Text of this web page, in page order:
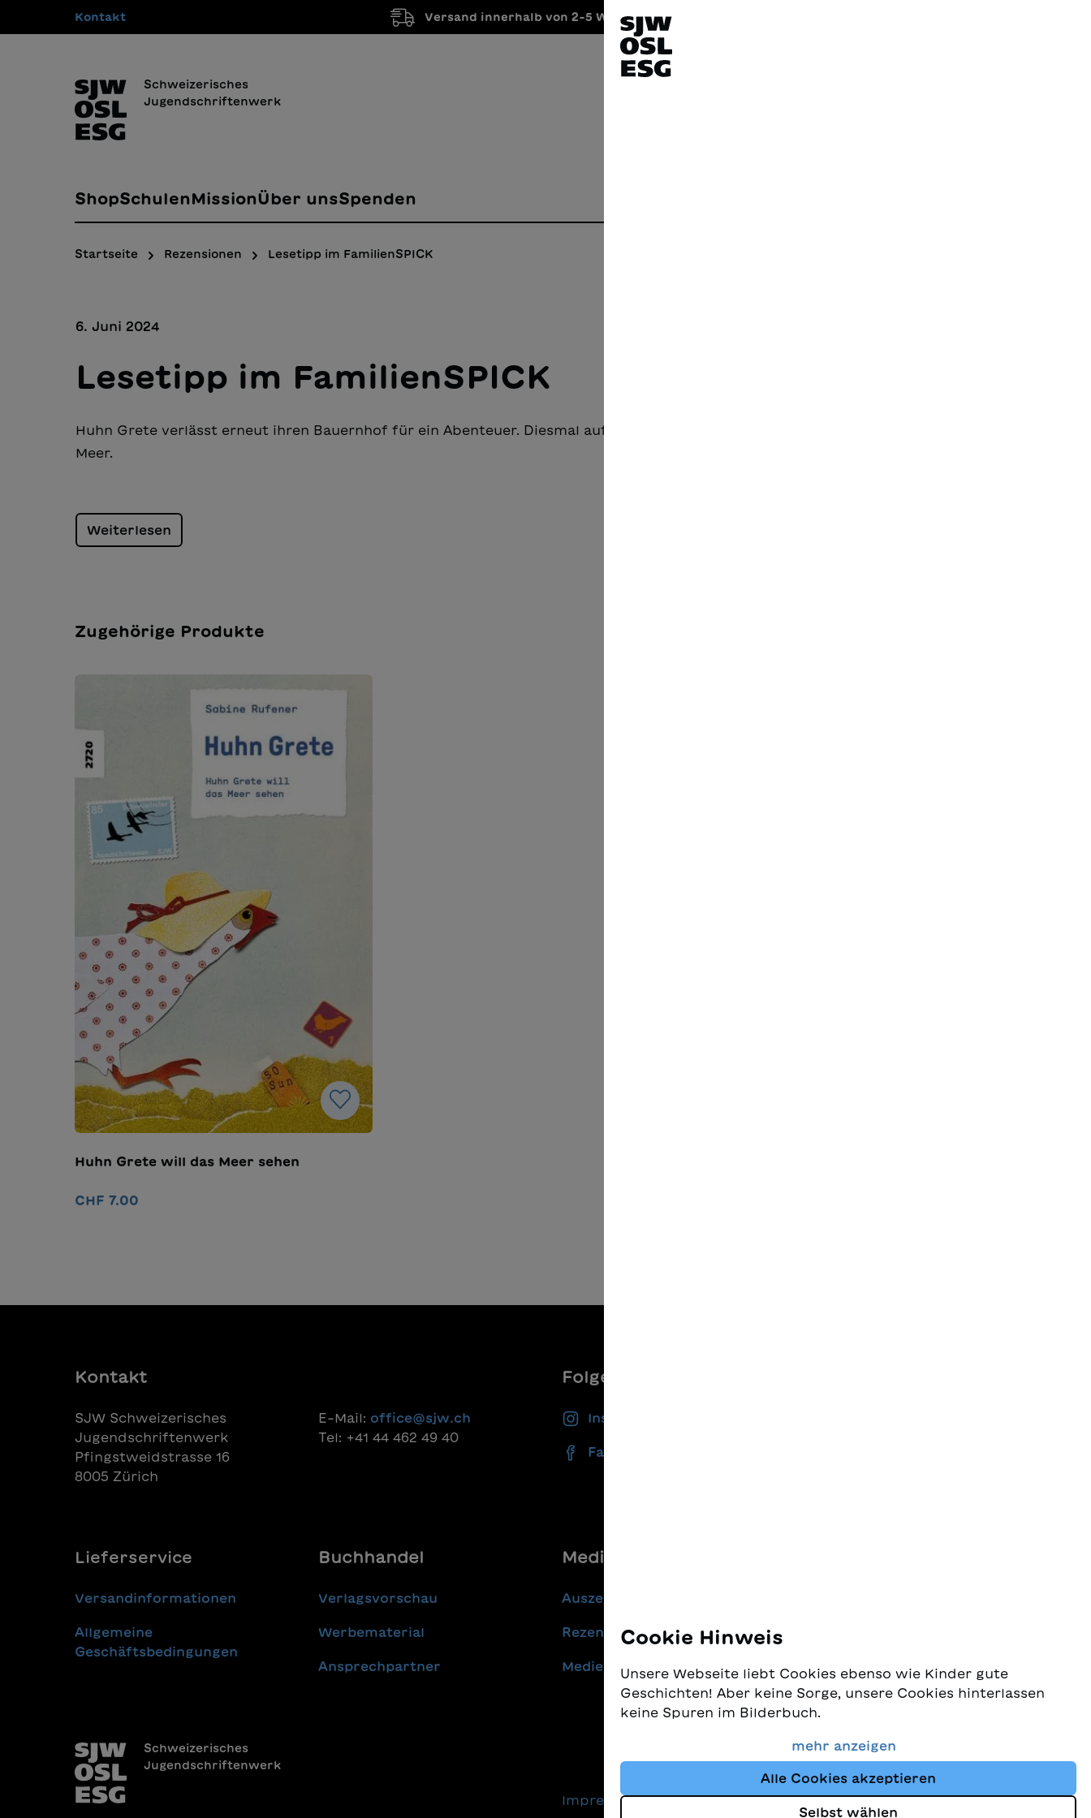
Zur Hauptnavigation springen
Kontakt Versand innerhalb von 2-5 Werktagen
Schweizerisches
Jugendschriftenwerk
ShopSchulen MissionÜber unsSpenden
Startseite Rezensionen Lesetipp im FamilienSPICK
6. Juni 2024
Lesetipp im FamilienSPICK
Huhn Grete verlässt erneut ihren Bauernhof für ein Abenteuer. Diesmal auf der Suche nach dem
Meer.
Weiterlesen
Zugehörige Produkte
Huhn Grete will das Meer sehen
CHF 7.00
Kontakt
SJW Schweizerisches
Jugendschriftenwerk
Pfingstweidstrasse 16
8005 Zürich
E-Mail: office@sjw.ch
Tel: +41 44 462 49 40
Folgen Sie uns
Instagram
Facebook
Lieferservice
Versandinformationen
Allgemeine
Geschäftsbedingungen
Buchhandel
Verlagsvorschau
Werbematerial
Ansprechpartner
Media
Auszeichnungen
Rezensionen
Medienmitteilungen
Schweizerisches
Jugendschriftenwerk
Impressum Datenschutz
Cookie Hinweis
Unsere Webseite liebt Cookies ebenso wie Kinder gute
Geschichten! Aber keine Sorge, unsere Cookies hinterlassen
keine Spuren im Bilderbuch.
Wir nehmen den Schutz Ihrer Daten sehr ernst und wollen
gleichzeitig, dass Sie bei uns immer die besten Kinderbücher
finden. Diese Website nutzt Cookies und andere Tracking-
Technologien, um den Shop ständig zu verbessern und Ihnen
mehr anzeigen
Alle Cookies akzeptieren
Selbst wählen